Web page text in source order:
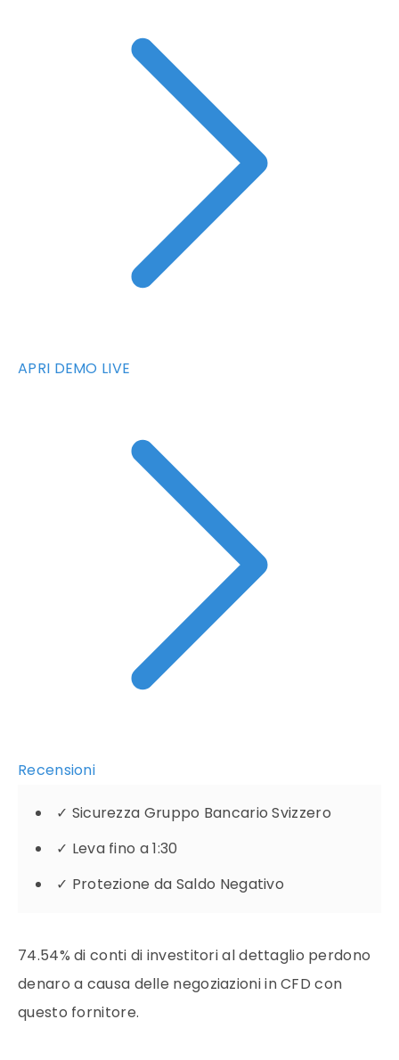
APRI DEMO LIVE
Recensioni
✓ Sicurezza Gruppo Bancario Svizzero
✓ Leva fino a 1:30
✓ Protezione da Saldo Negativo
74.54% di conti di investitori al dettaglio perdono
denaro a causa delle negoziazioni in CFD con
questo fornitore.